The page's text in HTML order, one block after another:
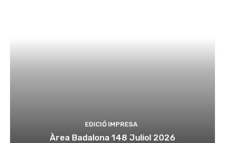
EDICIÓ IMPRESA
Àrea Badalona 148 Juliol 2026